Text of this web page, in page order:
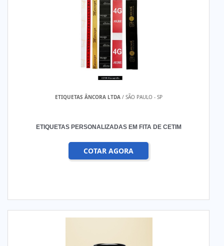
ETIQUETAS ÂNCORA LTDA/ SÃO PAULO - SP
ETIQUETAS PERSONALIZADAS EM FITA DE CETIM
COTAR AGORA